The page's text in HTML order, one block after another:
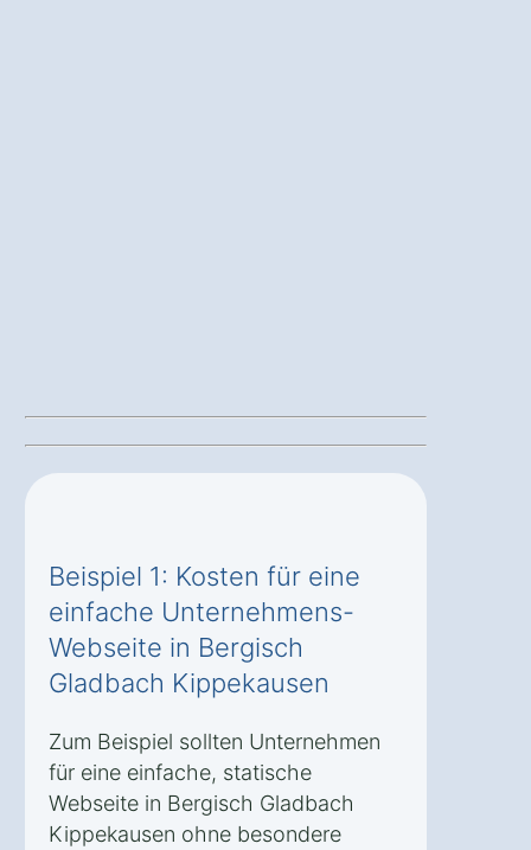
Beispiel 1: Kosten für eine
einfache Unternehmens-
Webseite in Bergisch
Gladbach Kippekausen
Zum Beispiel sollten Unternehmen
für eine einfache, statische
Webseite in Bergisch Gladbach
Kippekausen ohne besondere